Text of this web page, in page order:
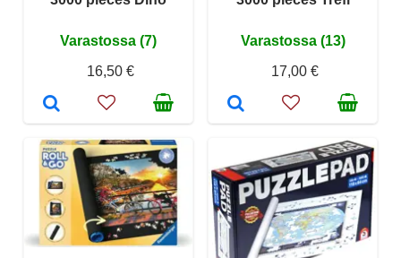
Varastossa (7)
16,50 €
Varastossa (13)
17,00 €